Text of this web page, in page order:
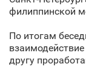
филиппинской
По итогам
другу